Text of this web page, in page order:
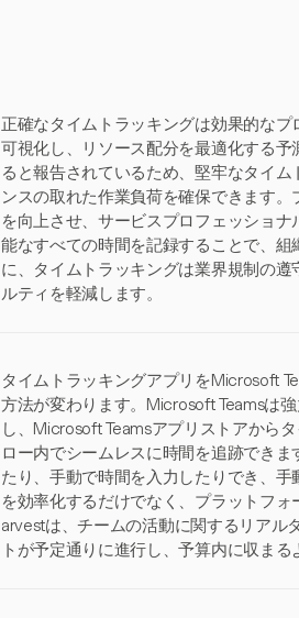
正確なタイムトラッキングは効果的な
可視化し、リソース配分を最適化する
ると報告されているため、堅牢なタイ
ンスの取れた作業負荷を確保できます
を向上させ、サービスプロフェッショ
能なすべての時間を記録することで、
に、タイムトラッキングは業界規制の
ルティを軽減します。
タイムトラッキングアプリをMicrosoft
方法が変わります。Microsoft Teamsは
し、Microsoft Teamsアプリストアから
ロー内でシームレスに時間を追跡でき
たり、手動で時間を入力したりでき、
を効率化するだけでなく、プラットフ
arvestは、チームの活動に関するリアル
トが予定通りに進行し、予算内に収まる